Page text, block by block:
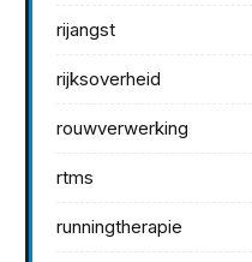
rijangst
rijksoverheid
rouwverwerking
rtms
runningtherapie